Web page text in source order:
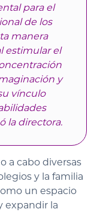
para el
de los
manera
estimular el
y
vínculo
la directora.
a cabo diversas
y la familia
un espacio
expandir la